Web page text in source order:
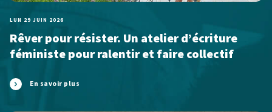
LUN 29 JUIN 2026
Rêver pour résister. Un atelier d’écriture
féministe pour ralentir et faire collectif
En savoir plus